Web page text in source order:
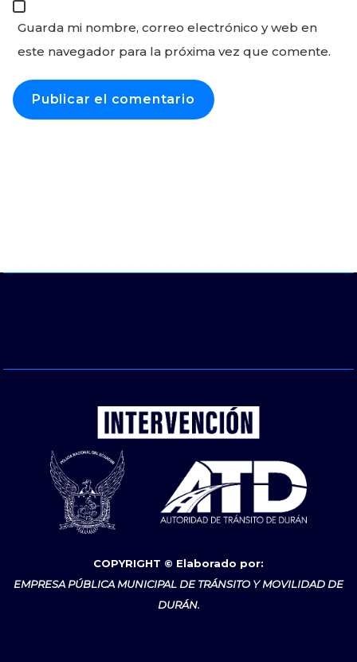
Guarda mi nombre, correo electrónico y web en
este navegador para la próxima vez que comente.
COPYRIGHT © Elaborado por:
EMPRESA PÚBLICA MUNICIPAL DE TRÁNSITO Y MOVILIDAD DE
DURÁN.